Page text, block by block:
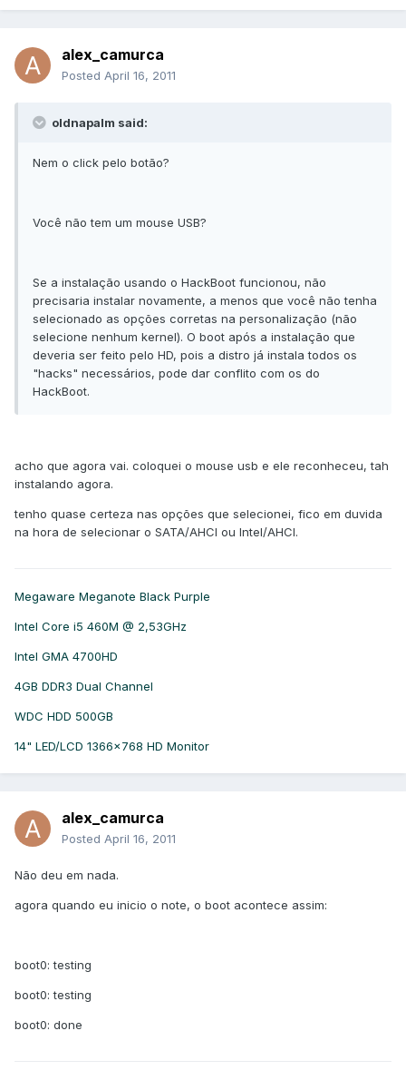
alex_camurca
Posted April 16, 2011
oldnapalm said:
Nem o click pelo botão?
Você não tem um mouse USB?
Se a instalação usando o HackBoot funcionou, não
precisaria instalar novamente, a menos que você não tenha
selecionado as opções corretas na personalização (não
selecione nenhum kernel). O boot após a instalação que
deveria ser feito pelo HD, pois a distro já instala todos os
"hacks" necessários, pode dar conflito com os do
HackBoot.
acho que agora vai. coloquei o mouse usb e ele reconheceu, tah
instalando agora.
tenho quase certeza nas opções que selecionei, fico em duvida
na hora de selecionar o SATA/AHCI ou Intel/AHCI.
Megaware Meganote Black Purple
Intel Core i5 460M @ 2,53GHz
Intel GMA 4700HD
4GB DDR3 Dual Channel
WDC HDD 500GB
14" LED/LCD 1366x768 HD Monitor
alex_camurca
Posted April 16, 2011
Não deu em nada.
agora quando eu inicio o note, o boot acontece assim:
boot0: testing
boot0: testing
boot0: done